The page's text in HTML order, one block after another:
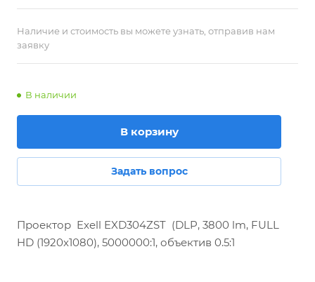
Наличие и стоимость вы можете узнать, отправив нам
заявку
В наличии
В корзину
Задать вопрос
Проектор Exell EXD304ZST (DLP, 3800 lm, FULL
HD (1920x1080), 5000000:1, объектив 0.5:1